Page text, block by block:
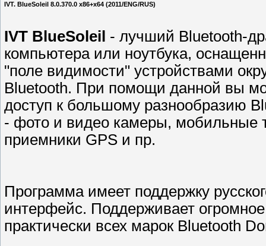
IVT. BlueSoleil 8.0.370.0 x86+x64 (2011/ENG/RUS)
IVT BlueSoleil - лучший Bluetooth-
компьютера или ноутбука,
"поле видимости" устройствами
Bluetooth. При помощи данной вы
доступ к большому разнообразию
- фото и видео камеры,
приемники GPS и пр.
Программа имеет поддержку
интерфейс. Поддерживает
практически всех марок Bluetooth